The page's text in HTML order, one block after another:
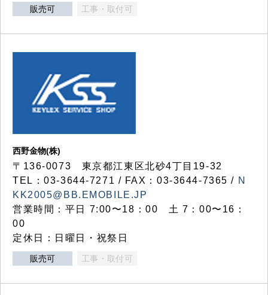
販売可 工事・取付可
西野金物(株)
〒136-0073 東京都江東区北砂4丁目19-32
TEL：03‐3644‐7271 / FAX：03-3644-7365 / N
KK2005@BB.EMOBILE.JP
営業時間：平日 7:00〜18：00 土 7：00〜16：
00
定休日：日曜日・祝祭日
販売可 工事・取付可